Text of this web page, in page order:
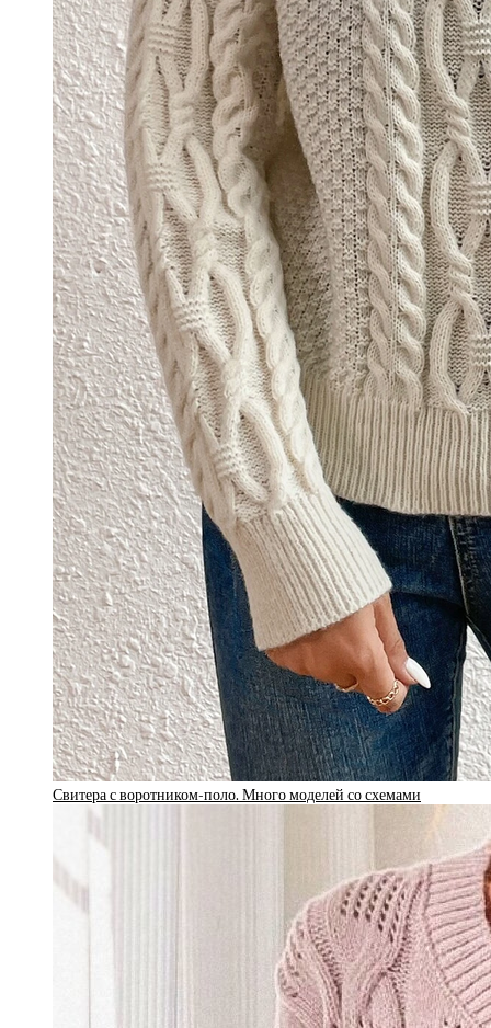
Свитера с воротником-поло. Много моделей со схемами